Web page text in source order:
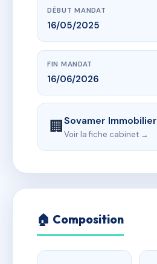
DÉBUT MANDAT
16/05/2025
FIN MANDAT
16/06/2026
🏢Sovamer Immobilier
Voir la fiche cabinet →
🏠 Composition